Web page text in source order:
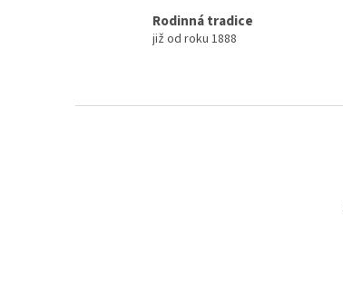
Rodinná tradice
již od roku 1888